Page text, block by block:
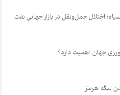
اختلال حمل‌ونقل در بازار جهانی نفت
جهان اهمیت دارد؟